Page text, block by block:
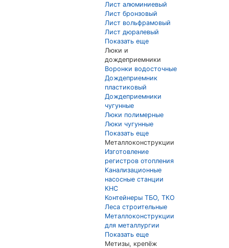
Лист алюминиевый
Лист бронзовый
Лист вольфрамовый
Лист дюралевый
Показать еще
Люки и
дождеприемники
Воронки водосточные
Дождеприемник
пластиковый
Дождеприемники
чугунные
Люки полимерные
Люки чугунные
Показать еще
Металлоконструкции
Изготовление
регистров отопления
Канализационные
насосные станции
КНС
Контейнеры ТБО, ТКО
Леса строительные
Металлоконструкции
для металлургии
Показать еще
Метизы, крепёж